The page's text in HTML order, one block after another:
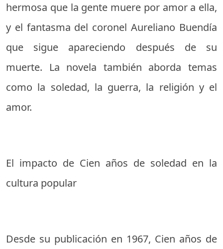
hermosa que la gente muere por amor a ella,
y el fantasma del coronel Aureliano Buendía
que sigue apareciendo después de su
muerte. La novela también aborda temas
como la soledad, la guerra, la religión y el
amor.
El impacto de Cien años de soledad en la
cultura popular
Desde su publicación en 1967, Cien años de